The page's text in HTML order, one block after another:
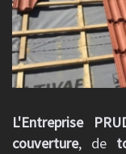
L'Entreprise
couverture, de